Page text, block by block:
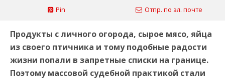
Pin Отпр. по эл. почте
Продукты с личного огорода, сырое мясо, яйца
из своего птичника и тому подобные радости
жизни попали в запретные списки на границе.
Поэтому массовой судебной практикой стали